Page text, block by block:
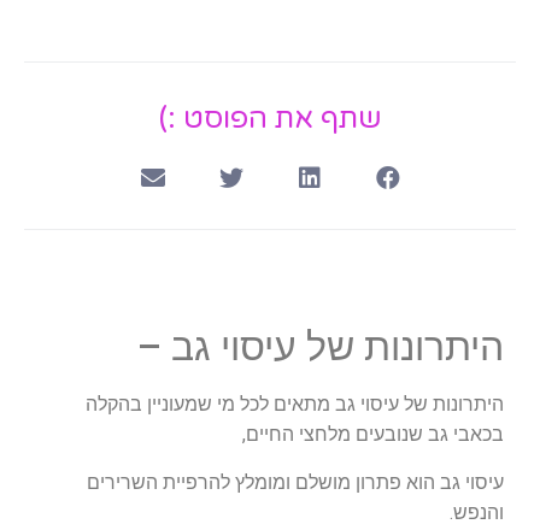
שתף את הפוסט :)
היתרונות של עיסוי גב –
היתרונות של עיסוי גב מתאים לכל מי שמעוניין בהקלה
בכאבי גב שנובעים מלחצי החיים,
עיסוי גב הוא פתרון מושלם ומומלץ להרפיית השרירים
והנפש.